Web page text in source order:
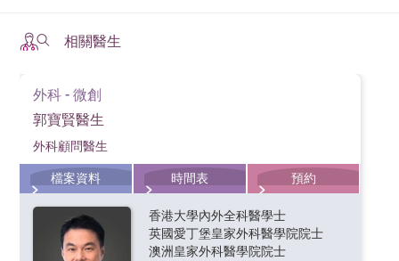
相關醫生
外科 - 微創
郭寶賢醫生
外科顧問醫生
檔案資料 時間表 預約
香港大學內外全科醫學士
英國愛丁堡皇家外科醫學院院士
澳洲皇家外科醫學院院士